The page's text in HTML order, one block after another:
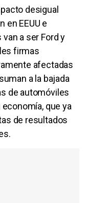
desigual
en EEUU e
a ser Ford y
firmas
afectadas
a la bajada
de automóviles
que ya
de resultados